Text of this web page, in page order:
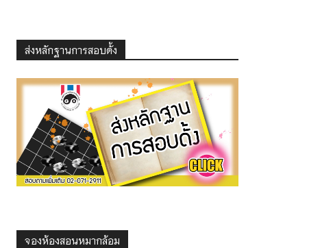
ส่งหลักฐานการสอบดั้ง
จองห้องสอนหมากล้อม